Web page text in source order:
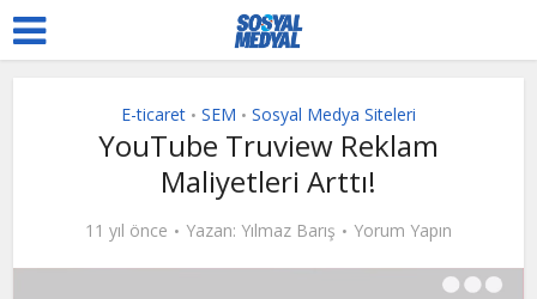
E-ticaret • SEM • Sosyal Medya Siteleri
YouTube Truview Reklam
Maliyetleri Arttı!
11 yıl önce Yazan: Yılmaz Barış Yorum Yapın